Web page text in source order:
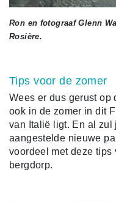
Ron en fotograaf Glenn
Rosière.
Tips voor de zomer
Wees er dus gerust op
ook in de zomer in dit
van Italië ligt. En al
aangestelde nieuwe
voordeel met deze tips
bergdorp.